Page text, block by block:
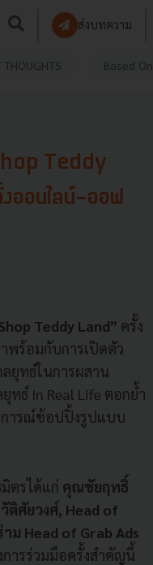
ส่งบทความ
THOUGHTS Based On
Teddy
งออนไลน์-ออฟ
Teddy Land” ครั้ง
พร้อมกับการเปิดตัว
ยุทธ์ในการผสาน
ธ์ In Real Life ตอกย้ำ
การณ์ช้อปปิ้งรูปแบบ
ตรได้แก่ คุณชัยฤทธิ์
ติศัยวงศ์, Head of
Head of Grab Ads
การร่วมมือครั้งสำคัญนี้